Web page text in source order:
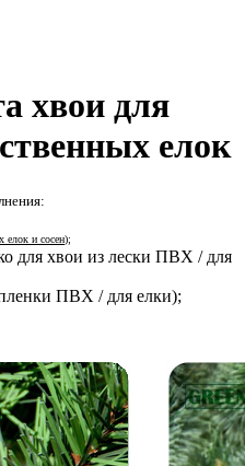
хвои для
елок
елок и сосен);
для хвои из лески ПВХ / для
ПВХ / для елки);